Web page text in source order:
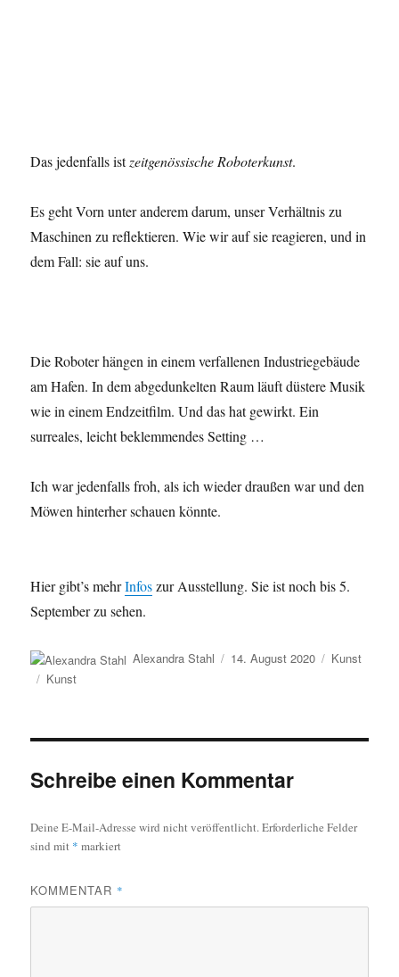
Das jedenfalls istzeitgenössische Roboterkunst.
Es geht Vorn unter anderem darum, unser Verhältnis zu
Maschinen zu reflektieren. Wie wir auf sie reagieren, und in
dem Fall: sie auf uns.
Die Roboter hängen in einem verfallenen Industriegebäude
am Hafen. In dem abgedunkelten Raum läuft düstere Musik
wie in einem Endzeitfilm. Und das hat gewirkt. Ein
surreales, leicht beklemmendes Setting …
Ich war jedenfalls froh, als ich wieder draußen war und den
Möwen hinterher schauen könnte.
Hier gibt’s mehrInfoszur Ausstellung. Sie ist noch bis 5.
September zu sehen.
Autor
Alexandra Stahl
Veröffentlicht
14. August 2020 Kategorien
Kunst
Schlagwörter
Kunst
Schreibe einen Kommentar
Deine E-Mail-Adresse wird nicht veröffentlicht. Erforderliche Felder
sind mit * markiert
KOMMENTAR *